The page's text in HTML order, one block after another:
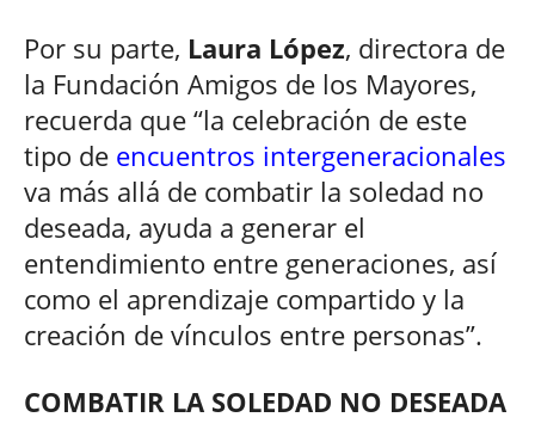
Por su parte, Laura López, directora de
la Fundación Amigos de los Mayores,
recuerda que “la celebración de este
tipo de encuentros intergeneracionales
va más allá de combatir la soledad no
deseada, ayuda a generar el
entendimiento entre generaciones, así
como el aprendizaje compartido y la
creación de vínculos entre personas”.
COMBATIR LA SOLEDAD NO DESEADA